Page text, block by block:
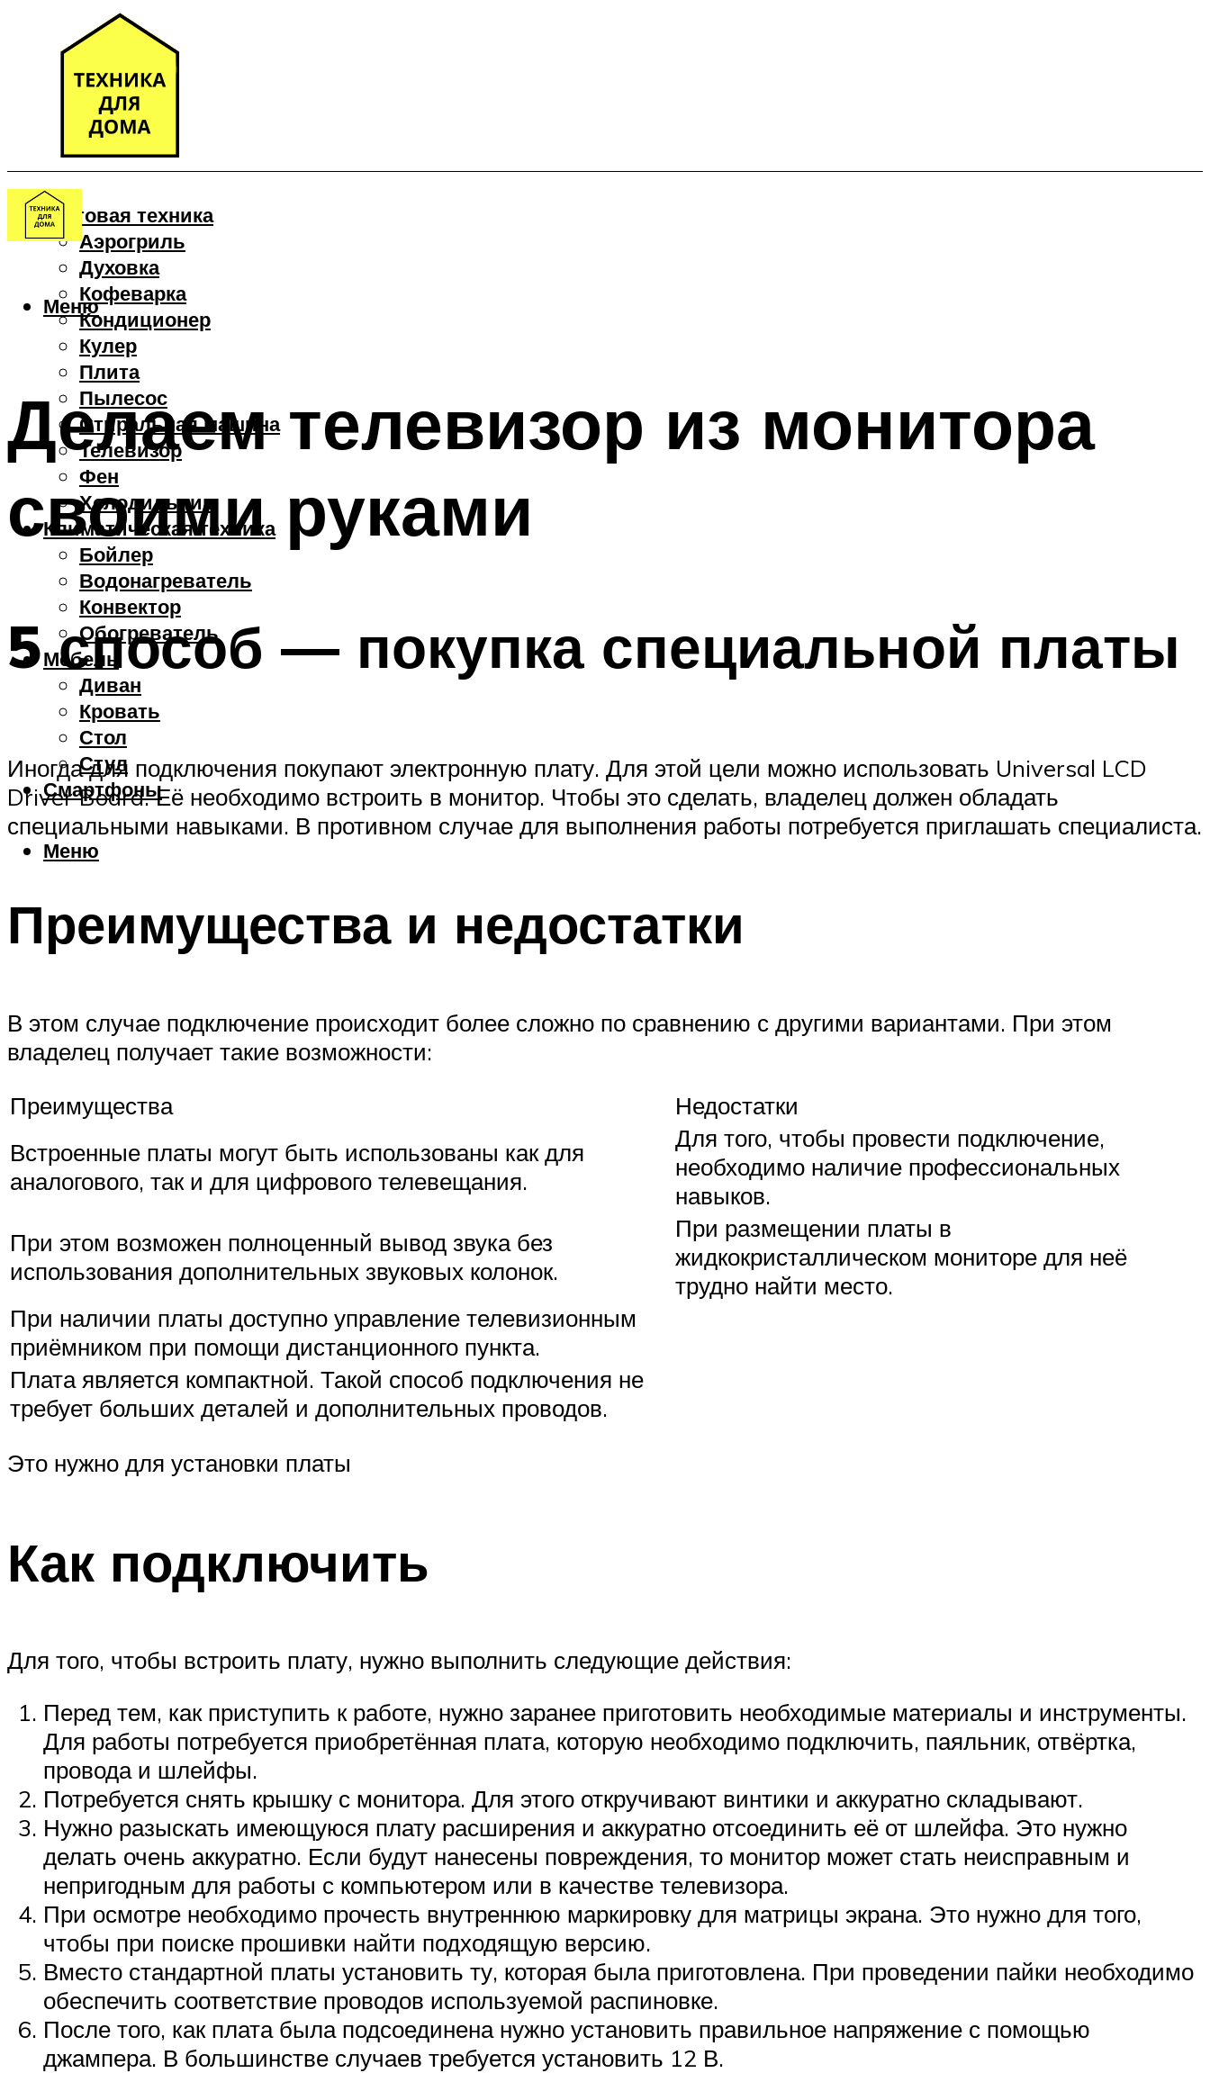
Бытовая техника
Аэрогриль
Духовка
Кофеварка
Кондиционер
Кулер
Плита
Пылесос
Стиральная машина
Телевизор
Фен
Холодильник
Климатическая техника
Бойлер
Водонагреватель
Конвектор
Обогреватель
Мебель
Диван
Кровать
Стол
Стул
Смартфоны
Меню
Меню
Делаем телевизор из монитора
своими руками
5 способ — покупка специальной платы
Иногда для подключения покупают электронную плату. Для этой цели можно использовать Universal LCD
Driver Board. Её необходимо встроить в монитор. Чтобы это сделать, владелец должен обладать
специальными навыками. В противном случае для выполнения работы потребуется приглашать специалиста.
Преимущества и недостатки
В этом случае подключение происходит более сложно по сравнению с другими вариантами. При этом
владелец получает такие возможности:
Преимущества
Недостатки
Встроенные платы могут быть использованы как для
аналогового, так и для цифрового телевещания.
Для того, чтобы провести подключение,
необходимо наличие профессиональных
навыков.
При этом возможен полноценный вывод звука без
использования дополнительных звуковых колонок.
При размещении платы в
жидкокристаллическом мониторе для неё
трудно найти место.
При наличии платы доступно управление телевизионным
приёмником при помощи дистанционного пункта.
Плата является компактной. Такой способ подключения не
требует больших деталей и дополнительных проводов.
Это нужно для установки платы
Как подключить
Для того, чтобы встроить плату, нужно выполнить следующие действия:
Перед тем, как приступить к работе, нужно заранее приготовить необходимые материалы и инструменты.
Для работы потребуется приобретённая плата, которую необходимо подключить, паяльник, отвёртка,
провода и шлейфы.
Потребуется снять крышку с монитора. Для этого откручивают винтики и аккуратно складывают.
Нужно разыскать имеющуюся плату расширения и аккуратно отсоединить её от шлейфа. Это нужно
делать очень аккуратно. Если будут нанесены повреждения, то монитор может стать неисправным и
непригодным для работы с компьютером или в качестве телевизора.
При осмотре необходимо прочесть внутреннюю маркировку для матрицы экрана. Это нужно для того,
чтобы при поиске прошивки найти подходящую версию.
Вместо стандартной платы установить ту, которая была приготовлена. При проведении пайки необходимо
обеспечить соответствие проводов используемой распиновке.
После того, как плата была подсоединена нужно установить правильное напряжение с помощью
джампера. В большинстве случаев требуется установить 12 В.